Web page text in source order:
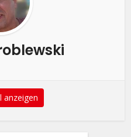
anzeigen